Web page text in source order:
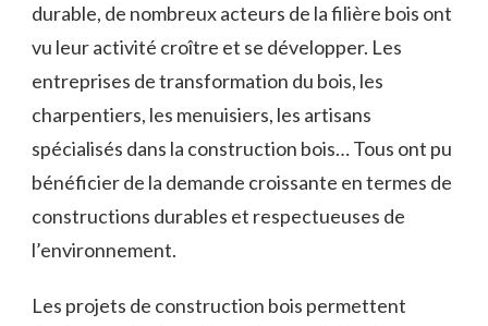
durable,⁢ de nombreux acteurs de la‍ filière bois ont
vu leur activité croître et⁣ se développer. Les
entreprises de transformation ​du bois, les
charpentiers, les menuisiers, les artisans ​
spécialisés dans la construction bois… Tous ont pu⁣
bénéficier de la demande croissante ⁢en termes de
constructions durables et respectueuses⁣ de
l’environnement.
Les projets de construction bois permettent